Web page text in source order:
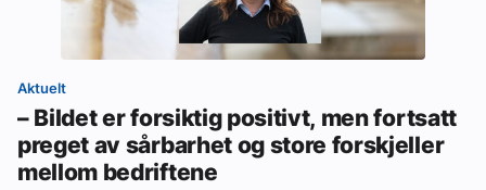
Aktuelt
– Bildet er forsiktig positivt, men fortsatt
preget av sårbarhet og store forskjeller
mellom bedriftene